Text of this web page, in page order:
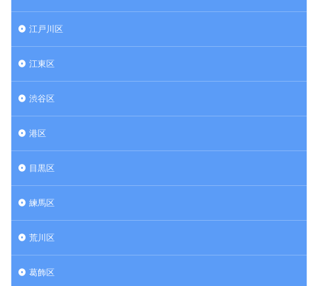
江戸川区
江東区
渋谷区
港区
目黒区
練馬区
荒川区
葛飾区